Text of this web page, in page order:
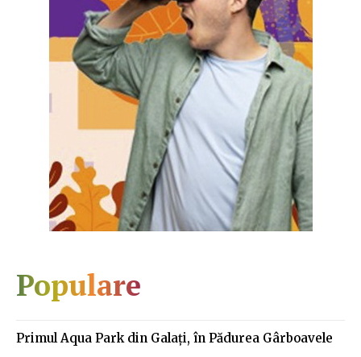
Populare
Primul Aqua Park din Galaţi, în Pădurea Gârboavele